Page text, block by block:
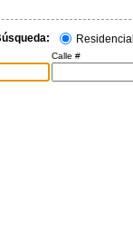
Calle #